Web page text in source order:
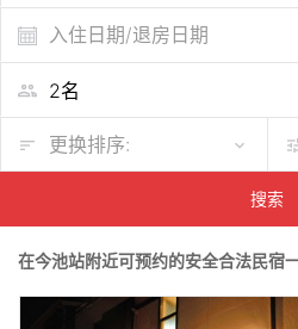
入住日期/退房日期
更换排序:
搜索
在今池站附近可预约的安全合法民宿